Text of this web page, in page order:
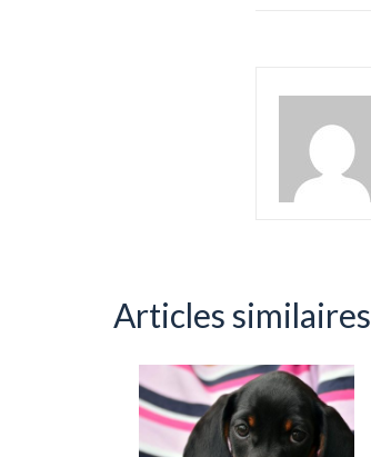
Articles similaires